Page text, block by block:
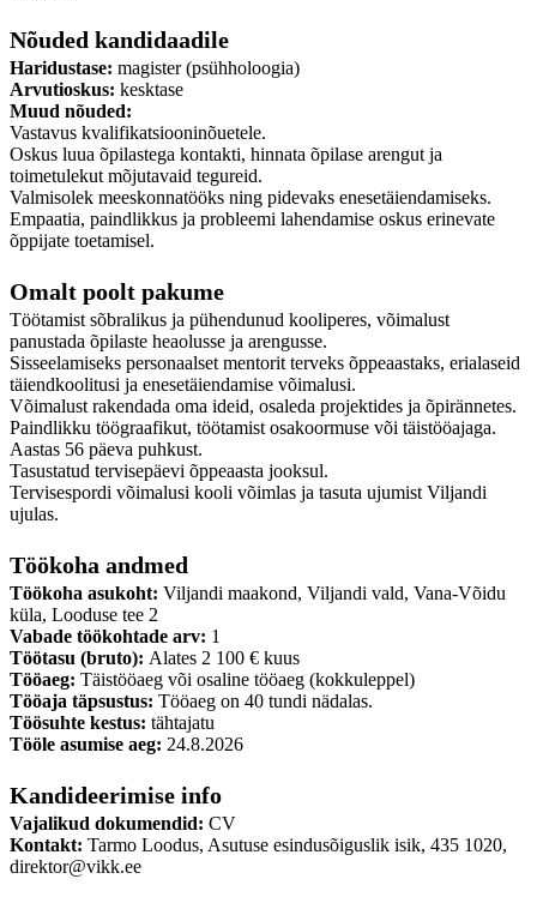
Nõuded kandidaadile
Haridustase: magister (psühholoogia)
Arvutioskus: kesktase
Muud nõuded:
Vastavus kvalifikatsiooninõuetele.
Oskus luua õpilastega kontakti, hinnata õpilase arengut ja
toimetulekut mõjutavaid tegureid.
Valmisolek meeskonnatööks ning pidevaks enesetäiendamiseks.
Empaatia, paindlikkus ja probleemi lahendamise oskus erinevate
õppijate toetamisel.
Omalt poolt pakume
Töötamist sõbralikus ja pühendunud kooliperes, võimalust
panustada õpilaste heaolusse ja arengusse.
Sisseelamiseks personaalset mentorit terveks õppeaastaks, erialaseid
täiendkoolitusi ja enesetäiendamise võimalusi.
Võimalust rakendada oma ideid, osaleda projektides ja õpirännetes.
Paindlikku töögraafikut, töötamist osakoormuse või täistööajaga.
Aastas 56 päeva puhkust.
Tasustatud tervisepäevi õppeaasta jooksul.
Tervisespordi võimalusi kooli võimlas ja tasuta ujumist Viljandi
ujulas.
Töökoha andmed
Töökoha asukoht: Viljandi maakond, Viljandi vald, Vana-Võidu
küla, Looduse tee 2
Vabade töökohtade arv: 1
Töötasu (bruto): Alates 2 100 € kuus
Tööaeg: Täistööaeg või osaline tööaeg (kokkuleppel)
Tööaja täpsustus: Tööaeg on 40 tundi nädalas.
Töösuhte kestus: tähtajatu
Tööle asumise aeg: 24.8.2026
Kandideerimise info
Vajalikud dokumendid: CV
Kontakt: Tarmo Loodus, Asutuse esindusõiguslik isik, 435 1020,
direktor@vikk.ee